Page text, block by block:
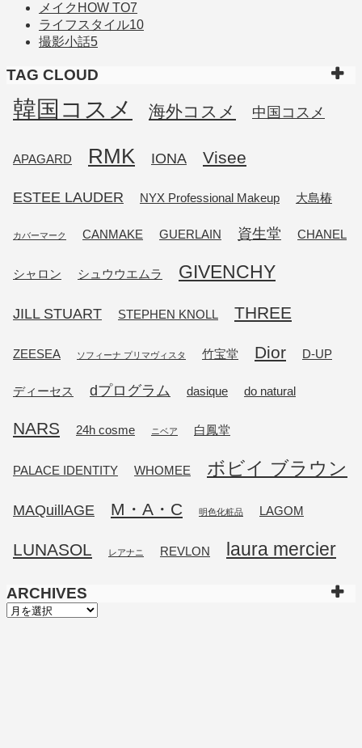
メイクHOW TO7
ライフスタイル10
撮影小話5
TAG CLOUD
韓国コスメ 海外コスメ 中国コスメ
APAGARD RMK IONA Visee
ESTEE LAUDER NYX Professional Makeup 大島椿
カバーマーク CANMAKE GUERLAIN 資生堂 CHANEL
シャロン シュウウエムラ GIVENCHY
JILL STUART STEPHEN KNOLL THREE
ZEESEA ソフィーナ プリマヴィスタ 竹宝堂 Dior D-UP
ディーセス dプログラム dasique do natural
NARS 24h cosme ニベア 白鳳堂
PALACE IDENTITY WHOMEE ボビイ ブラウン
MAQuillAGE M・A・C 明色化粧品 LAGOM
LUNASOL レアナニ REVLON laura mercier
ARCHIVES
ARCHIVES